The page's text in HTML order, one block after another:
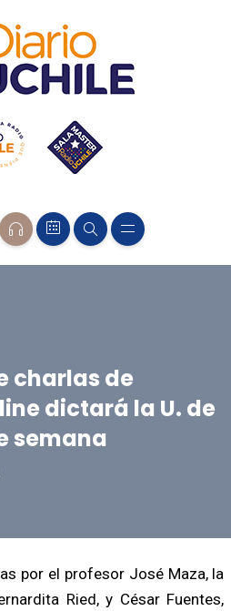
charlas de
dictará la U. de
semana
por el profesor José Maza, la
Ried, y César Fuentes,